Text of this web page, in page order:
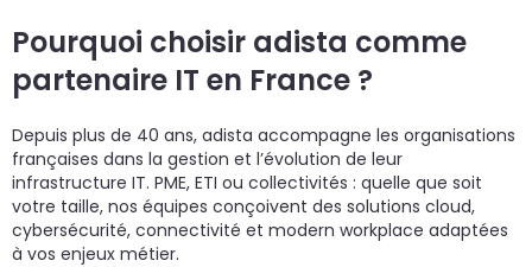
Pourquoi choisir adista comme
partenaire IT en France ?
Depuis plus de 40 ans, adista accompagne les organisations
françaises dans la gestion et l’évolution de leur
infrastructure IT. PME, ETI ou collectivités : quelle que soit
votre taille, nos équipes conçoivent des solutions cloud,
cybersécurité, connectivité et modern workplace adaptées
à vos enjeux métier.